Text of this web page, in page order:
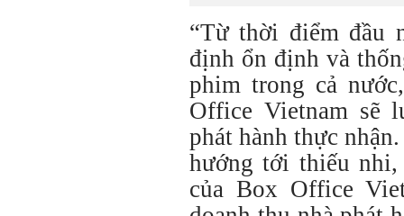
“Từ thời điểm đầu
định ổn định và
phim trong cả
Office Vietnam sẽ
phát hành thực
hướng tới thiếu
của Box Office